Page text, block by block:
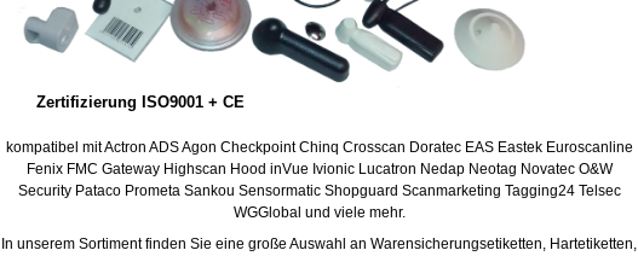
Zertifizierung ISO9001 + CE
kompatibel mitActron ADSAgon CheckpointChinq Crosscan Doratec EAS Eastek Euroscanline
Fenix FMC Gateway Highscan Hood inVue Ivionic Lucatron Nedap Neotag Novatec O&W
Security Pataco Prometa Sankou Sensormatic Shopguard Scanmarketing Tagging24 Telsec
WGGlobal und viele mehr.
In unserem Sortiment finden Sie eine große Auswahl an Warensicherungsetiketten, Hartetiketten,